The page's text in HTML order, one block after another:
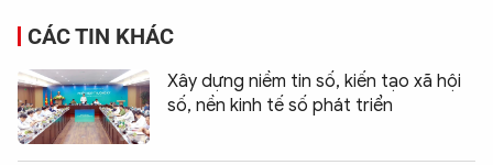
CÁC TIN KHÁC
Xây dựng niềm tin số, kiến tạo xã hội
số, nền kinh tế số phát triển